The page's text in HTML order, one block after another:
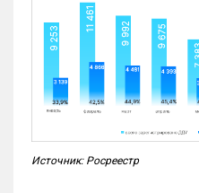
Источник: Росреестр